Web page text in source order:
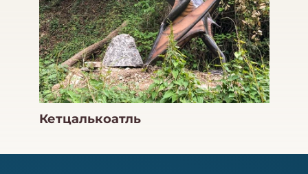
Кетцалькоатль